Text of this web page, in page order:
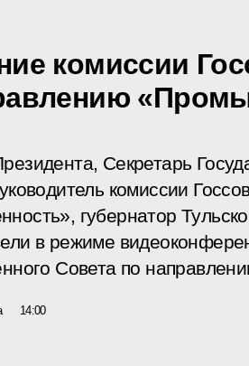
комиссии
Секретарь
комиссии
губернатор
в режиме
Совета по
14:00